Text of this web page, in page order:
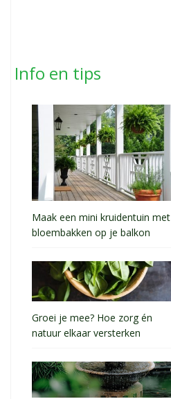
Info en tips
Maak een mini kruidentuin met
bloembakken op je balkon
Groei je mee? Hoe zorg én
natuur elkaar versterken